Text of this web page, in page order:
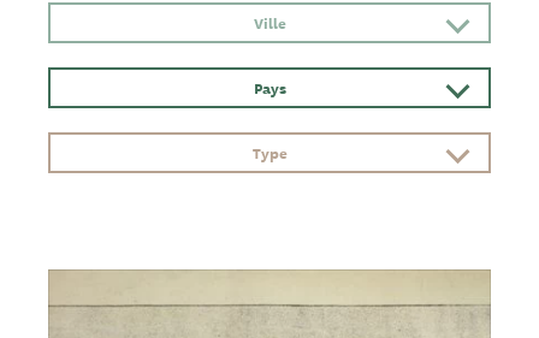
Ville
Pays
Type